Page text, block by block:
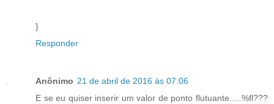
}
Responder
Anônimo 21 de abril de 2016 às 07:06
E se eu quiser inserir um valor de ponto flutuante.....%fl???